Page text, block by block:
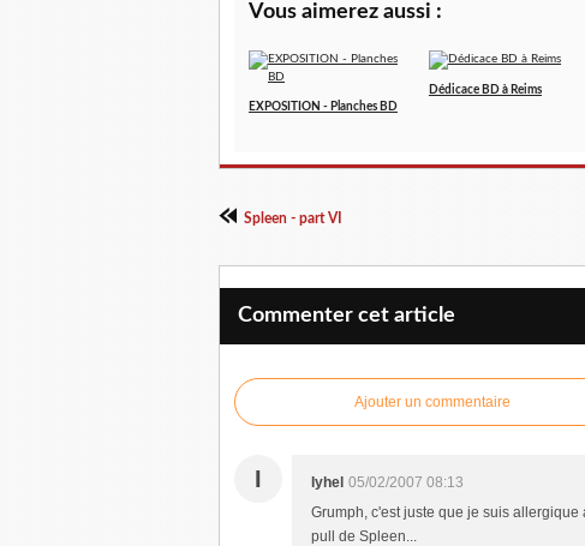
Vous aimerez aussi :
EXPOSITION - Planches BD
Dédicace BD à Reims
Spleen - part VI
Commenter cet article
Ajouter un commentaire
I Iyhel 05/02/2007 08:13
Grumph, c'est juste que je suis
pull de Spleen...